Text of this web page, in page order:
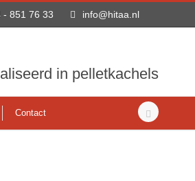
- 851 76 33 info@hitaa.nl
in pelletkachels
Contact